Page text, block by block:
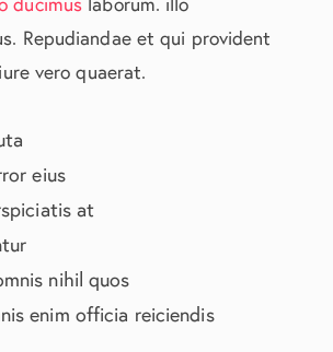
Repudiandae et qui provident
vero quaerat.
eius
at
nihil quos
enim officia reiciendis